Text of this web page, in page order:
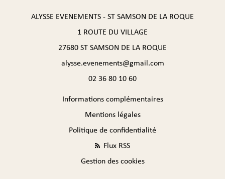
ALYSSE EVENEMENTS - ST SAMSON DE LA ROQUE
1 ROUTE DU VILLAGE
27680 ST SAMSON DE LA ROQUE
alysse.evenements@gmail.com
02 36 80 10 60
Informations complémentaires
Mentions légales
Politique de confidentialité
Flux RSS
Gestion des cookies